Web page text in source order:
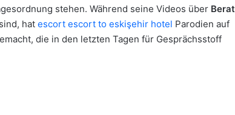
stehen. Während seine Videos über Berat
hat escort escort to eskişehir hotel Parodien auf
die in den letzten Tagen für Gesprächsstoff